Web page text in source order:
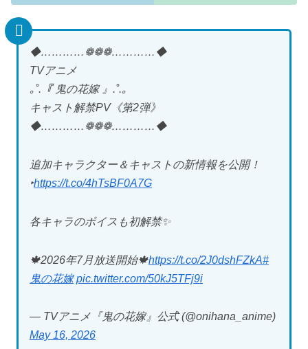
◆…………❁❁❁…………◆
TVアニメ
｡˚.『 鬼の花嫁 』.˚.｡
キャスト解禁PV《第2弾》
◆…………❁❁❁…………◆
追加キャラクター＆キャストの新情報を公開！
‣https://t.co/4hTsBF0A7G
各キャラのボイスも初解禁✨
🍁2026年7月放送開始🍁https://t.co/2J0dshFZkA#
鬼の花嫁 pic.twitter.com/50kJ5TFj9i
— TVアニメ『鬼の花嫁』公式 (@onihana_anime)
May 16, 2026